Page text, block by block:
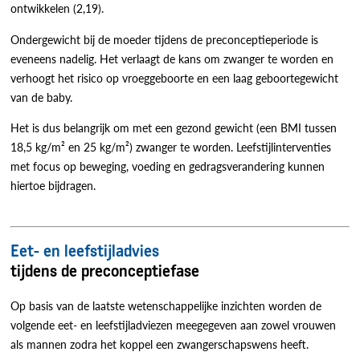
ontwikkelen (2,19).
Ondergewicht bij de moeder tijdens de preconceptieperiode is
eveneens nadelig. Het verlaagt de kans om zwanger te worden en
verhoogt het risico op vroeggeboorte en een laag geboortegewicht
van de baby.
Het is dus belangrijk om met een gezond gewicht (een BMI tussen
18,5 kg/m² en 25 kg/m²) zwanger te worden. Leefstijlinterventies
met focus op beweging, voeding en gedragsverandering kunnen
hiertoe bijdragen.
Eet- en leefstijladvies
tijdens de preconceptiefase
Op basis van de laatste wetenschappelijke inzichten worden de
volgende eet- en leefstijladviezen meegegeven aan zowel vrouwen
als mannen zodra het koppel een zwangerschapswens heeft.